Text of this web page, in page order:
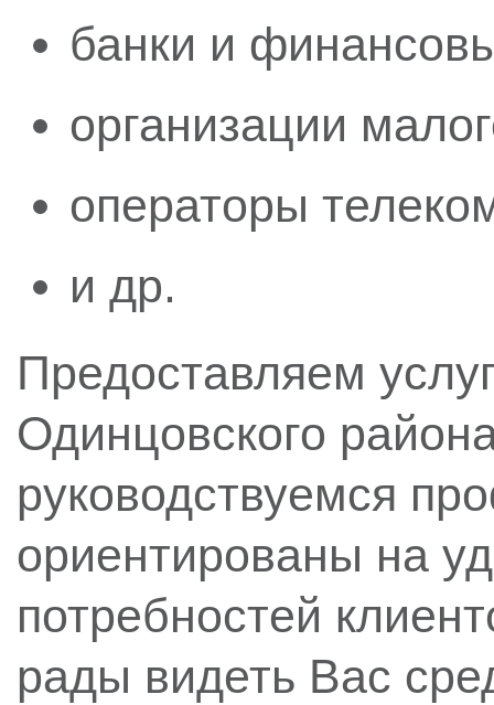
банки и
организации
операторы
и др.
Предоставляем
Одинцовского
руководствуемся
ориентированы на
потребностей
рады видеть Вас